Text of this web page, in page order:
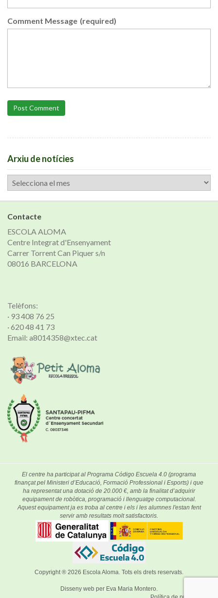
Comment Message (required)
Post Comment
Arxiu de notícies
Arxiu
de
notícies
Contacte
ESCOLA ALOMA
Centre Integrat d'Ensenyament
Carrer Torrent Can Piquer s/n
08016 BARCELONA
Telèfons:
· 93 408 76 25
· 620 48 41 73
Email: a8014358@xtec.cat
El centre ha participat al Programa Código Escuela 4.0 (programa
finançat pel Ministeri d’Educació, Formació Professional i Esports) i que
ha representat una dotació de 20.000 €, amb la finalitat d’adquirir
equipament de robòtica, programació i llenguatge computacional.
Aquest equipament ja es troba al centre i els i les alumnes l'estan fent
servir amb resultats molt satisfactoris.
Copyright ® 2026 Escola Aloma. Tots els drets reservats.
Disseny web per Eva Maria Montero.